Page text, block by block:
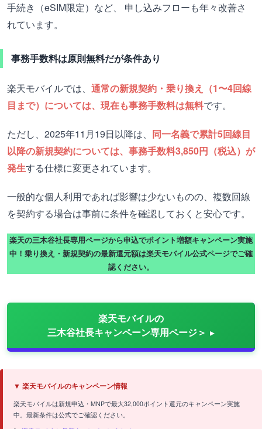
手続き（eSIM限定）など、 申し込みフローも年々改善さ
れています。
事務手数料は原則無料だが条件あり
楽天モバイルでは、 通常の新規契約・乗り換え（1〜4回線
目まで）については、現在も事務手数料は無料です。
ただし、2025年11月19日以降は、 同一名義で累計5回線目
以降の新規契約については、事務手数料3,850円（税込）が
発生する仕様に変更されています。
一般的な個人利用であれば影響は少ないものの、複数回線
を契約する場合は事前に条件を確認しておくと安心です。
楽天の三木谷社長専用ページから申込でポイント増額キャンペーン実施
中！乗り換え・新規契約の最新還元額は楽天モバイル公式ページでご確
認ください。
楽天モバイルの
三木谷社長キャンペーン専用ページ＞
▼ 楽天モバイルのキャンペーン情報
楽天モバイルは新規申込・MNPで最大32,000ポイント還元のキャンペーン実施
中。最新条件は公式でご確認ください。